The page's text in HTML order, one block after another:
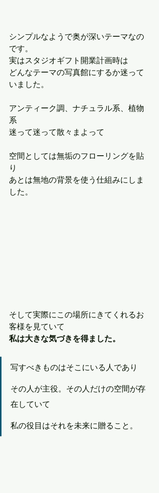
シンプルなようで奥が深いテーマなの
です。
実はスタジオギフト開業計画時は
どんなテーマの写真館にするか迷って
いました。
アンティーク調、ナチュラル系、植物
系
迷って迷って散々まよって
空間としては無垢のフローリングを貼
り
あとは無地の背景を使う仕組みにしま
した。
そして実際にこの場所にきてくれるお
客様を見ていて
私は大きな気づきを得ました。
写すべきものはそこにいる人であり
その人が主役。その人だけの空間が存
在していて
私の役目はそれを未来に贈ること。